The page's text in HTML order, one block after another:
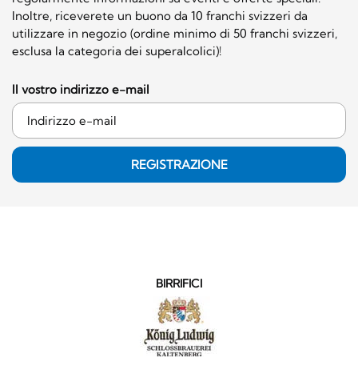
Inoltre, riceverete un buono da 10 franchi svizzeri da
utilizzare in negozio (ordine minimo di 50 franchi svizzeri,
esclusa la categoria dei superalcolici)!
Il vostro indirizzo e-mail
REGISTRAZIONE
BIRRIFICI